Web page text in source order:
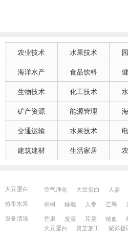
农业技术 水果技术
海洋水产 食品饮料
生物技术 化工技术
矿产资源 能源管理
交通运输 水果技术
建筑建材 生活家居
大豆蛋白 空气净化 大豆蛋白 人参
红花
芒果 红球藻 芹菜
热带水果 柳树 移栽 人参 芒果
大豆蛋白
人参 发菜 猪
宁波百姓网
镇江百姓网 湖
设备清洗 芒果 发菜 芹菜 猪血
大豆蛋白
灵芝加工 紫苏提